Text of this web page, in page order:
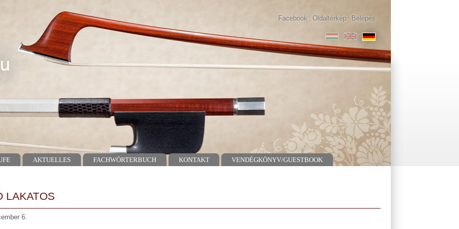
Facebook
Oldaltérkép Belépés
AKTUELLES FACHWÖRTERBUCH KONTAKT VENDÉGKÖNYV/GUESTBOOK
LAKATOS
6.